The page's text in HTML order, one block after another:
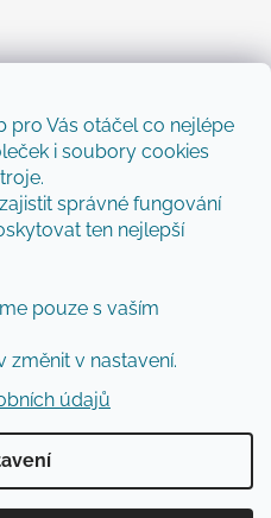
pro Vás otáčel co nejlépe
i soubory cookies
správné fungování
ten nejlepší
pouze s vaším
v nastavení.
údajů
budeme zasílat informace
e-shopu.
zasílat ty nejlepší
spodmínkami